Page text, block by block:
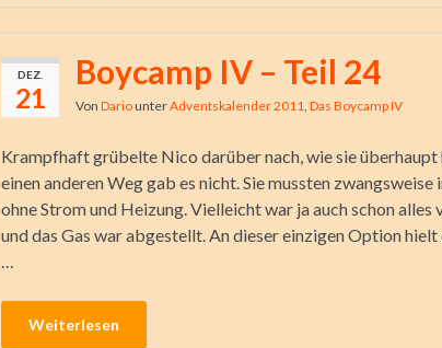
DEZ.
21
Boycamp IV – Teil 24
Von DariounterAdventskalender 2011, Das Boycamp IV
Krampfhaft grübelte Nico darüber nach, wie sie überhaupt
einen anderen Weg gab es nicht. Sie mussten zwangsweise
ohne Strom und Heizung. Vielleicht war ja auch schon
und das Gas war abgestellt. An dieser einzigen Option
…
Weiterlesen